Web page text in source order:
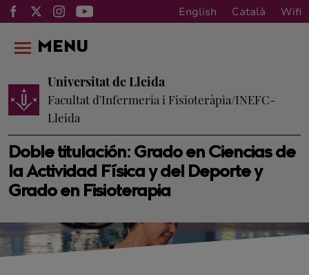
English Català Wifi
Doble titulación: Grado en Ciencias de
la Actividad Física y del Deporte y
Grado en Fisioterapia
Universitat de Lleida
Facultat d'Infermeria i Fisioteràpia/INEFC-
Lleida
MENU